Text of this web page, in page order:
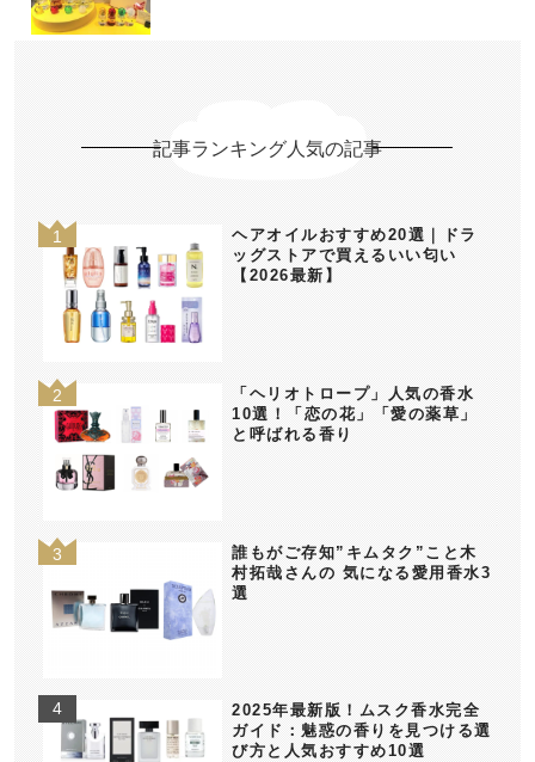
記事ランキング人気の記事
ヘアオイルおすすめ20選｜ドラ
ッグストアで買えるいい匂い
【2026最新】
「ヘリオトロープ」人気の香水
10選！「恋の花」「愛の薬草」
と呼ばれる香り
誰もがご存知”キムタク”こと木
村拓哉さんの 気になる愛用香水3
選
2025年最新版！ムスク香水完全
ガイド：魅惑の香りを見つける選
び方と人気おすすめ10選